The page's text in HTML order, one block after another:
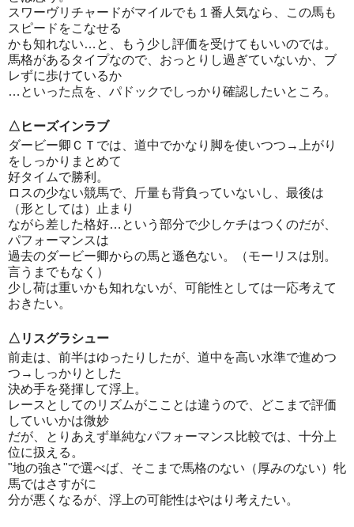
スワーヴリチャードがマイルでも１番人気なら、この馬も
スピードをこなせる
かも知れない…と、もう少し評価を受けてもいいのでは。
馬格があるタイプなので、おっとりし過ぎていないか、ブ
レずに歩けているか
…といった点を、パドックでしっかり確認したいところ。
△ヒーズインラブ
ダービー卿ＣＴでは、道中でかなり脚を使いつつ→上がり
をしっかりまとめて
好タイムで勝利。
ロスの少ない競馬で、斤量も背負っていないし、最後は
（形としては）止まり
ながら差した格好…という部分で少しケチはつくのだが、
パフォーマンスは
過去のダービー卿からの馬と遜色ない。（モーリスは別。
言うまでもなく）
少し荷は重いかも知れないが、可能性としては一応考えて
おきたい。
△リスグラシュー
前走は、前半はゆったりしたが、道中を高い水準で進めつ
つ→しっかりとした
決め手を発揮して浮上。
レースとしてのリズムがこことは違うので、どこまで評価
していいかは微妙
だが、とりあえず単純なパフォーマンス比較では、十分上
位に扱える。
"地の強さ"で選べば、そこまで馬格のない（厚みのない）牝
馬ではさすがに
分が悪くなるが、浮上の可能性はやはり考えたい。